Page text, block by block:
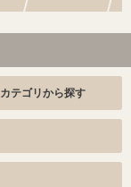
カテゴリから探す